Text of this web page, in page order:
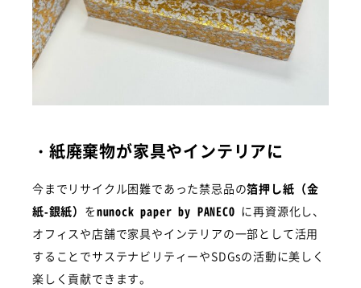
EN
JP
・ 紙廃棄物が家具やインテリアに
今までリサイクル困難であった禁忌品の箔押し紙（金
紙-銀紙） をnunock paper by PANECO に再資源化し、
オフィスや店舗で家具やインテリアの一部として活用
することでサステナビリティーやSDGsの活動に美しく
楽しく貢献できます。